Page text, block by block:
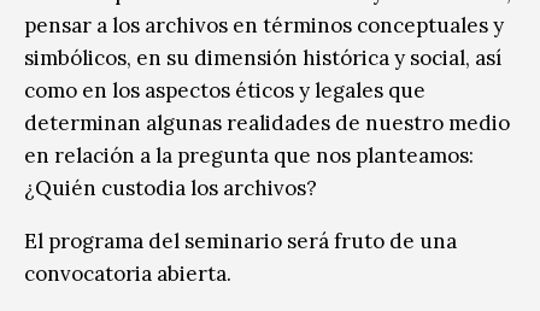
pensar a los archivos en términos conceptuales y
simbólicos, en su dimensión histórica y social, así
como en los aspectos éticos y legales que
determinan algunas realidades de nuestro medio
en relación a la pregunta que nos planteamos:
¿Quién custodia los archivos?
El programa del seminario será fruto de una
convocatoria abierta.